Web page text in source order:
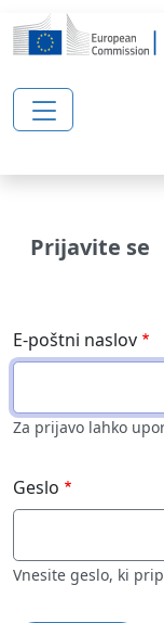
Skip to main content
Primary tabs
Prijavite se
E-poštni naslov
Za prijavo lahko
Geslo
Vnesite geslo, ki